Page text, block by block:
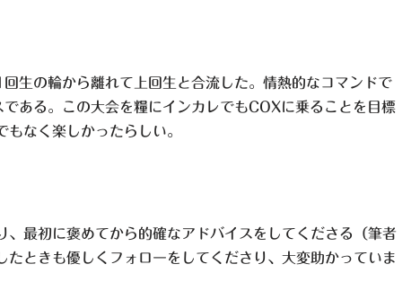
生の輪から離れて上回生と合流した。情熱的なコマンドで
ある。この大会を糧にインカレでもCOXに乗ることを目標
なく楽しかったらしい。
最初に褒めてから的確なアドバイスをしてくださる（筆者
ときも優しくフォローをしてくださり、大変助かっていま